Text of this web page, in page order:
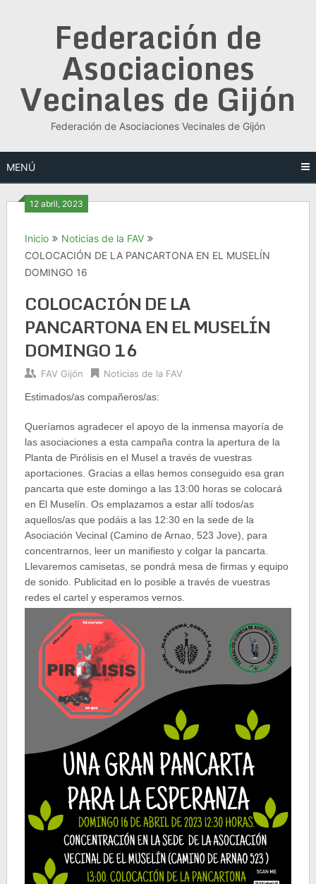
Federación de
Asociaciones
Vecinales de Gijón
Federación de Asociaciones Vecinales de Gijón
MENÚ
12 abril, 2023
Inicio
Noticias de la FAV
COLOCACIÓN DE LA PANCARTONA EN EL MUSELÍN
DOMINGO 16
COLOCACIÓN DE LA
PANCARTONA EN EL MUSELÍN
DOMINGO 16
FAV Gijón Noticias de la FAV
Estimados/as compañeros/as:
Queríamos agradecer el apoyo de la inmensa mayoría de
las asociaciones a esta campaña contra la apertura de la
Planta de Pirólisis en el Musel a través de vuestras
aportaciones. Gracias a ellas hemos conseguido esa gran
pancarta que este domingo a las 13:00 horas se colocará
en El Muselín. Os emplazamos a estar allí todos/as
aquellos/as que podáis a las 12:30 en la sede de la
Asociación Vecinal (Camino de Arnao, 523 Jove), para
concentrarnos, leer un manifiesto y colgar la pancarta.
Llevaremos camisetas, se pondrá mesa de firmas y equipo
de sonido. Publicitad en lo posible a través de vuestras
redes el cartel y esperamos vernos.